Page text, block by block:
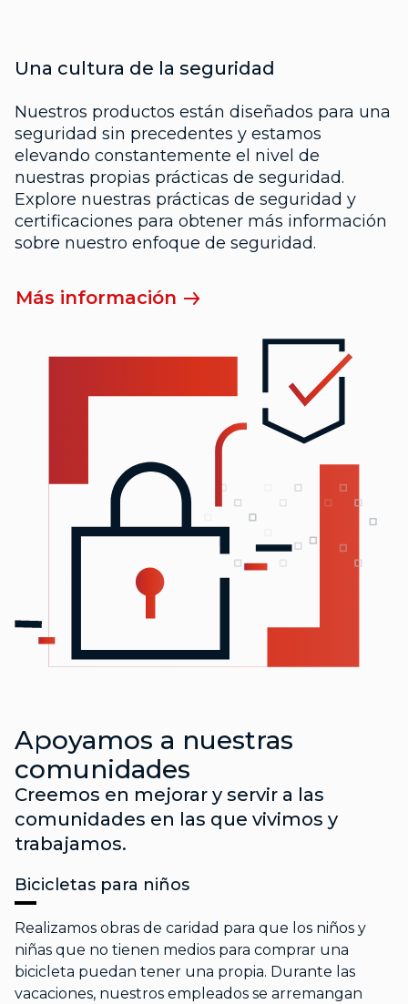
Una cultura de la seguridad
Nuestros productos están diseñados para una
seguridad sin precedentes y estamos
elevando constantemente el nivel de
nuestras propias prácticas de seguridad.
Explore nuestras prácticas de seguridad y
certificaciones para obtener más información
sobre nuestro enfoque de seguridad.
Más información
Apoyamos a nuestras
comunidades
Creemos en mejorar y servir a las
comunidades en las que vivimos y
trabajamos.
Bicicletas para niños
Realizamos obras de caridad para que los niños y
niñas que no tienen medios para comprar una
bicicleta puedan tener una propia. Durante las
vacaciones, nuestros empleados se arremangan